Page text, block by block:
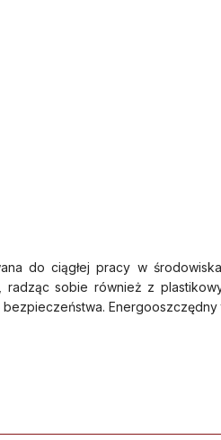
do ciągłej pracy w
sobie również z